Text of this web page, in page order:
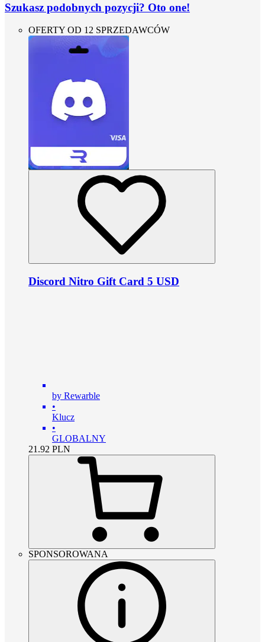
Szukasz podobnych pozycji? Oto one!
OFERTY OD 12 SPRZEDAWCÓW
Discord Nitro Gift Card 5 USD
by Rewarble
•
Klucz
•
GLOBALNY
21.92 PLN
SPONSOROWANA